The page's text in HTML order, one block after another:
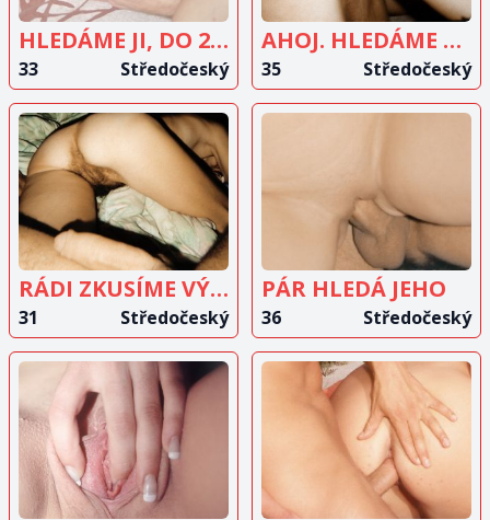
HLEDÁME JI, DO 25 LET
33 Středočeský
AHOJ. HLEDÁME BI MUŽE
35 Středočeský
ZOBRAZIT
INZERÁT
RÁDI ZKUSÍME VÝMĚNU
31 Středočeský
ZOBRAZIT
INZERÁT
PÁR HLEDÁ JEHO
36 Středočeský
ZOBRAZIT
INZERÁT
ZOBRAZIT
INZERÁT